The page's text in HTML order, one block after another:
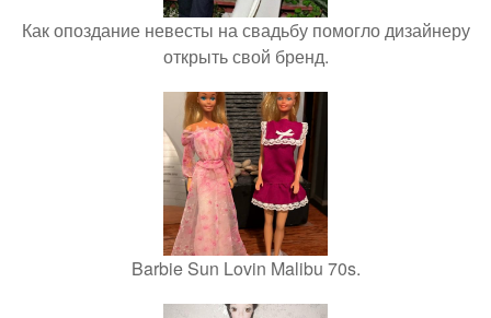
Как опоздание невесты на свадьбу помогло дизайнеру
открыть свой бренд.
Barbie Sun Lovin Malibu 70s.